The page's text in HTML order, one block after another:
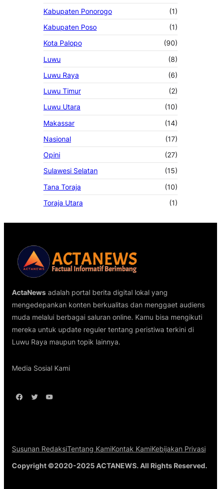
Kabupaten Ponorogo
(1)
Kabupaten Poso
(1)
Kota Palopo
(90)
Luwu
(8)
Luwu Raya
(6)
Luwu Timur
(2)
Luwu Utara
(10)
Makassar
(14)
Nasional
(17)
Opini
(27)
Sulawesi Selatan
(15)
Tana Toraja
(10)
Toraja Utara
(1)
ActaNews adalah portal berita digital lokal yang
mengedepankan konten berkualitas dan menggaet audiens
muda melalui berbagai saluran online. Kamu bisa mengikuti
mereka untuk update reguler tentang peristiwa terkini di
Luwu Raya maupun topik lainnya.
Media Sosial Kami
Facebook Twitter YouTube
Copyright ©2020-2025 ACTANEWS. All Rights Reserved.
Susunan RedaksiTentang KamiKontak KamiKebijakan Privasi